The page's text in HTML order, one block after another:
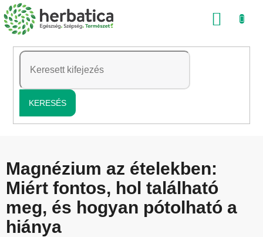
Ugrás
a
tartalomhoz
KERESÉS
Magnézium az ételekben:
Miért fontos, hol található
meg, és hogyan pótolható a
hiánya